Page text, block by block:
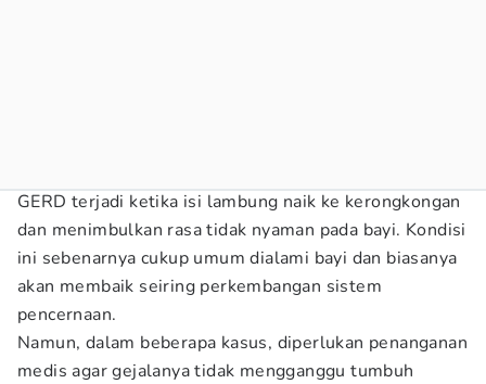
GERD terjadi ketika isi lambung naik ke kerongkongan
dan menimbulkan rasa tidak nyaman pada bayi. Kondisi
ini sebenarnya cukup umum dialami bayi dan biasanya
akan membaik seiring perkembangan sistem
pencernaan.
Namun, dalam beberapa kasus, diperlukan penanganan
medis agar gejalanya tidak mengganggu tumbuh